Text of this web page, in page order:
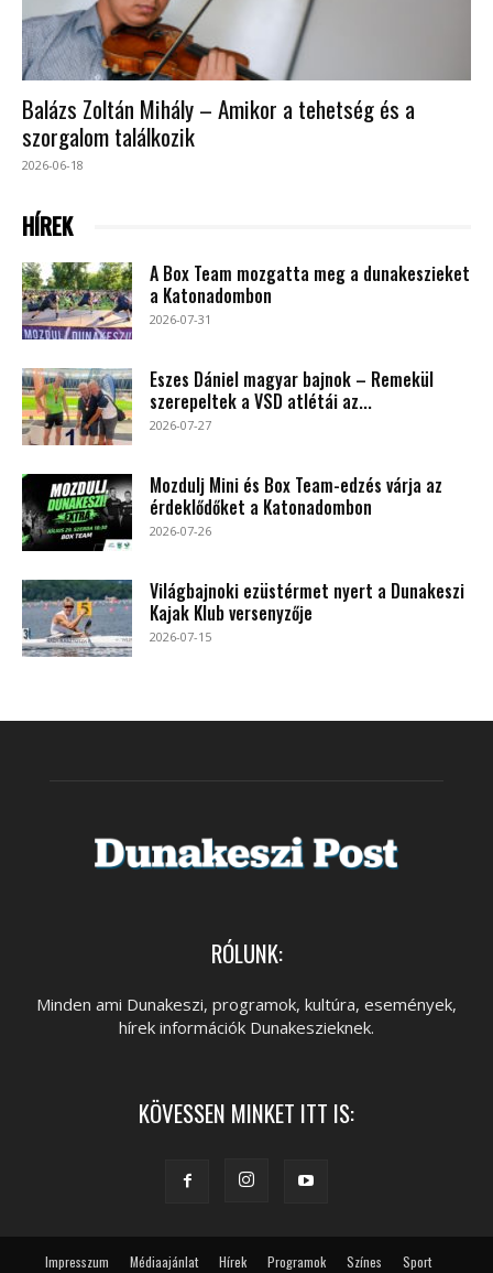
Balázs Zoltán Mihály – Amikor a tehetség és a
szorgalom találkozik
2026-06-18
HÍREK
A Box Team mozgatta meg a dunakeszieket
a Katonadombon
2026-07-31
Eszes Dániel magyar bajnok – Remekül
szerepeltek a VSD atlétái az...
2026-07-27
Mozdulj Mini és Box Team-edzés várja az
érdeklődőket a Katonadombon
2026-07-26
Világbajnoki ezüstérmet nyert a Dunakeszi
Kajak Klub versenyzője
2026-07-15
RÓLUNK:
Minden ami Dunakeszi, programok, kultúra, események,
hírek információk Dunakeszieknek.
KÖVESSEN MINKET ITT IS:
Impresszum Médiaajánlat Hírek Programok Színes Sport